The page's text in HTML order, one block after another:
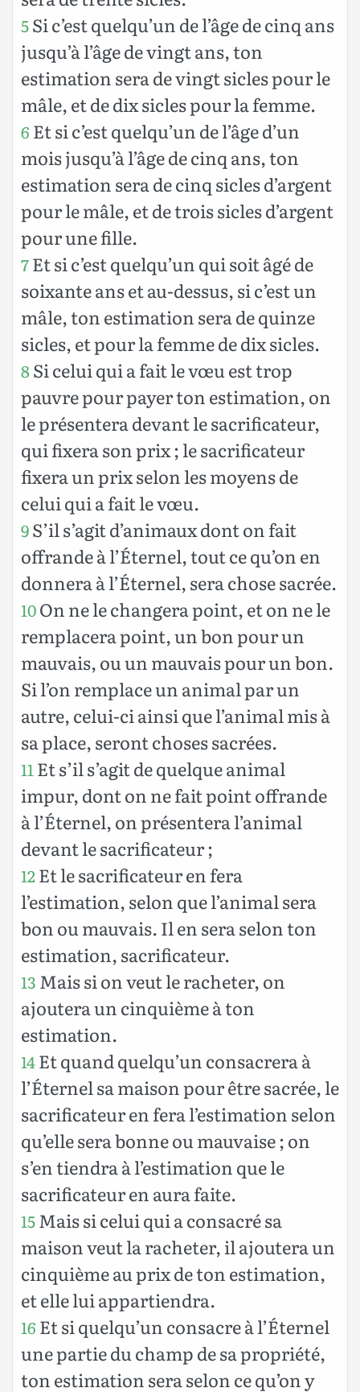
5Si c’est quelqu’un de l’âge de cinq ans
jusqu’à l’âge de vingt ans, ton
estimation sera de vingt sicles pour le
mâle, et de dix sicles pour la femme.
6 Et si c’est quelqu’un de l’âge d’un
mois jusqu’à l’âge de cinq ans, ton
estimation sera de cinq sicles d’argent
pour le mâle, et de trois sicles d’argent
pour une fille.
7Et si c’est quelqu’un qui soit âgé de
soixante ans et au-dessus, si c’est un
mâle, ton estimation sera de quinze
sicles, et pour la femme de dix sicles.
8Si celui qui a fait le vœu est trop
pauvre pour payer ton estimation, on
le présentera devant le sacrificateur,
qui fixera son prix ; le sacrificateur
fixera un prix selon les moyens de
celui qui a fait le vœu.
9S’il s’agit d’animaux dont on fait
offrande à l’Éternel, tout ce qu’on en
donnera à l’Éternel, sera chose sacrée.
10On ne le changera point, et on ne le
remplacera point, un bon pour un
mauvais, ou un mauvais pour un bon.
Si l’on remplace un animal par un
autre, celui-ci ainsi que l’animal mis à
sa place, seront choses sacrées.
11 Et s’il s’agit de quelque animal
impur, dont on ne fait point offrande
à l’Éternel, on présentera l’animal
devant le sacrificateur ;
12Et le sacrificateur en fera
l’estimation, selon que l’animal sera
bon ou mauvais. Il en sera selon ton
estimation, sacrificateur.
13 Mais si on veut le racheter, on
ajoutera un cinquième à ton
estimation.
14Et quand quelqu’un consacrera à
l’Éternel sa maison pour être sacrée, le
sacrificateur en fera l’estimation selon
qu’elle sera bonne ou mauvaise ; on
s’en tiendra à l’estimation que le
sacrificateur en aura faite.
15Mais si celui qui a consacré sa
maison veut la racheter, il ajoutera un
cinquième au prix de ton estimation,
et elle lui appartiendra.
16 Et si quelqu’un consacre à l’Éternel
une partie du champ de sa propriété,
ton estimation sera selon ce qu’on y